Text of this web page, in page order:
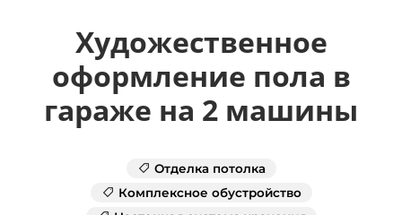
Художественное
оформление пола в
гараже на 2 машины
Отделка потолка
Комплексное обустройство